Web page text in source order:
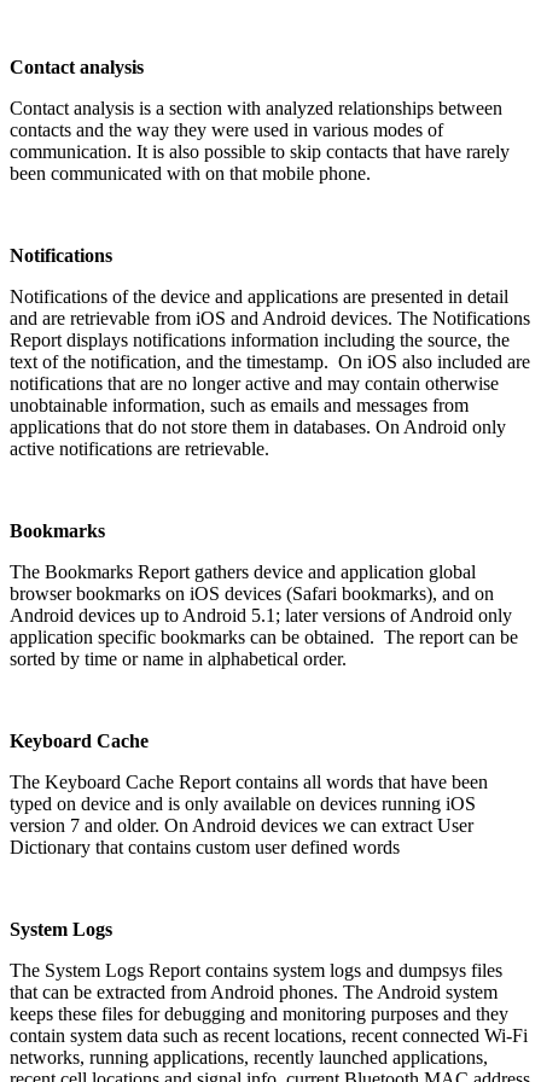
Contact analysis
Contact analysis is a section with analyzed relationships between
contacts and the way they were used in various modes of
communication. It is also possible to skip contacts that have rarely
been communicated with on that mobile phone.
Notifications
Notifications of the device and applications are presented in detail
and are retrievable from iOS and Android devices. The Notifications
Report displays notifications information including the source, the
text of the notification, and the timestamp. On iOS also included are
notifications that are no longer active and may contain otherwise
unobtainable information, such as emails and messages from
applications that do not store them in databases. On Android only
active notifications are retrievable.
Bookmarks
The Bookmarks Report gathers device and application global
browser bookmarks on iOS devices (Safari bookmarks), and on
Android devices up to Android 5.1; later versions of Android only
application specific bookmarks can be obtained. The report can be
sorted by time or name in alphabetical order.
Keyboard Cache
The Keyboard Cache Report contains all words that have been
typed on device and is only available on devices running iOS
version 7 and older. On Android devices we can extract User
Dictionary that contains custom user defined words
System Logs
The System Logs Report contains system logs and dumpsys files
that can be extracted from Android phones. The Android system
keeps these files for debugging and monitoring purposes and they
contain system data such as recent locations, recent connected Wi-Fi
networks, running applications, recently launched applications,